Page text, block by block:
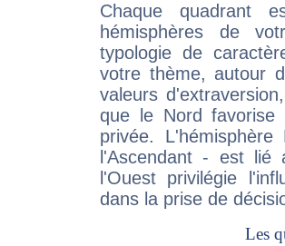
Chaque quadrant
hémisphères de
typologie de
votre thème, autour
valeurs
que le Nord favorise
privée.
l'Ascendant - est
l'Ouest privilégie
dans la prise de